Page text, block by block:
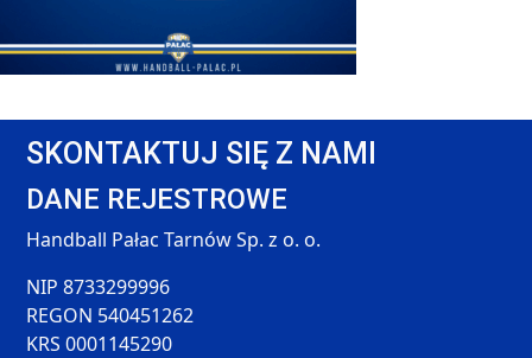
SKONTAKTUJ SIĘ Z NAMI
DANE REJESTROWE
Handball Pałac Tarnów Sp. z o. o.
NIP 8733299996
REGON 540451262
KRS 0001145290